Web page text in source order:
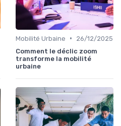
Mobilité Urbaine •
26/12/2025
Comment le déclic zoom
transforme la mobilité
urbaine